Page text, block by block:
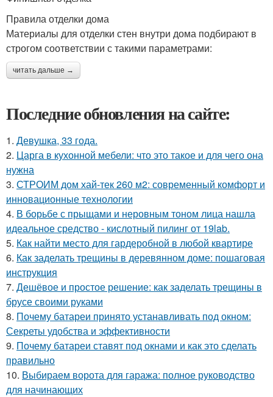
Правила отделки дома
Материалы для отделки стен внутри дома подбирают в
строгом соответствии с такими параметрами:
читать дальше →
Последние обновления на сайте:
1. Девушка, 33 года.
2. Царга в кухонной мебели: что это такое и для чего она
нужна
3. СТРОИМ дом хай-тек 260 м2: современный комфорт и
инновационные технологии
4. В борьбе с прыщами и неровным тоном лица нашла
идеальное средство - кислотный пилинг от 19lab.
5. Как найти место для гардеробной в любой квартире
6. Как заделать трещины в деревянном доме: пошаговая
инструкция
7. Дешёвое и простое решение: как заделать трещины в
брусе своими руками
8. Почему батареи принято устанавливать под окном:
Секреты удобства и эффективности
9. Почему батареи ставят под окнами и как это сделать
правильно
10. Выбираем ворота для гаража: полное руководство
для начинающих